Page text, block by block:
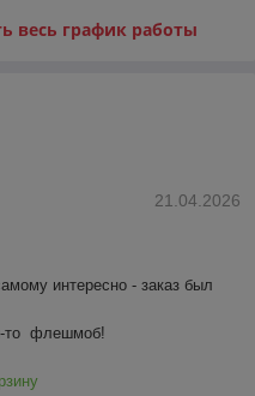
весь график работы
21.04.2026
интересно - заказ был
то  флешмоб!